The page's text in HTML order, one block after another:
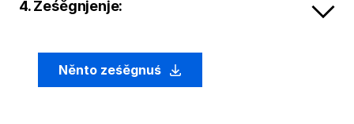
4. Ześěgnjenje:
Něnto ześěgnuś